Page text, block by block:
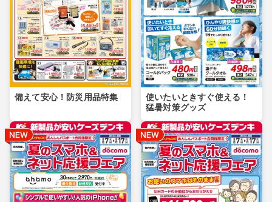
備えて安心！防災用品特集
使いたいときすぐ使える！
猛暑対策グッズ